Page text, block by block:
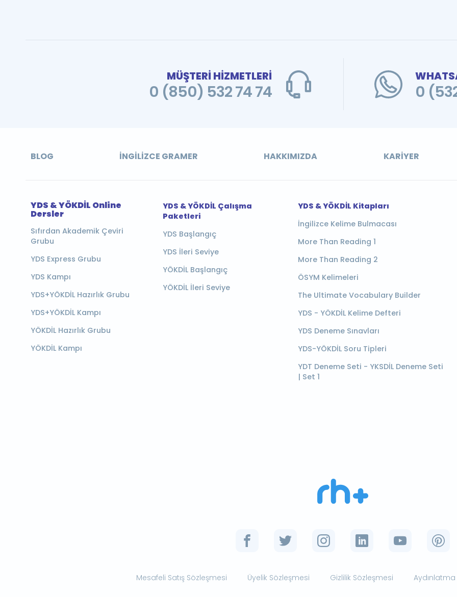
MÜŞTERİ HİZMETLERİ
0 (850) 532 74 74 0
BLOG İNGILIZCE GRAMER HAKKIMIZDA KARIYER
YDS & YÖKDİL Online
Dersler
Sıfırdan Akademik Çeviri
Grubu
YDS Express Grubu
YDS Kampı
YDS+YÖKDİL Hazırlık Grubu
YDS+YÖKDİL Kampı
YÖKDİL Hazırlık Grubu
YÖKDİL Kampı
YDS & YÖKDİL Çalışma
Paketleri
YDS Başlangıç
YDS İleri Seviye
YÖKDİL Başlangıç
YÖKDİL İleri Seviye
YDS & YÖKDİL Kitapları
İngilizce Kelime Bulmacası
More Than Reading 1
More Than Reading 2
ÖSYM Kelimeleri
The Ultimate Vocabulary Builder
YDS - YÖKDİL Kelime Defteri
YDS Deneme Sınavları
YDS-YÖKDİL Soru Tipleri
YDT Deneme Seti - YKSDİL Deneme Seti
| Set 1
Mesafeli Satış Sözleşmesi Üyelik Sözleşmesi Gizlilik Sözleşmesi